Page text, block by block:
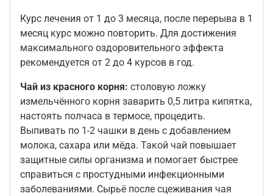
Курс лечения от 1 до 3 месяца, после перерыва в 1
месяц курс можно повторить. Для достижения
максимального оздоровительного эффекта
рекомендуется от 2 до 4 курсов в год.
Чай из красного корня: столовую ложку
измельчённого корня заварить 0,5 литра кипятка,
настоять полчаса в термосе, процедить.
Выпивать по 1-2 чашки в день с добавлением
молока, сахара или мёда. Такой чай повышает
защитные силы организма и помогает быстрее
справиться с простудными инфекционными
заболеваниями. Сырьё после сцеживания чая